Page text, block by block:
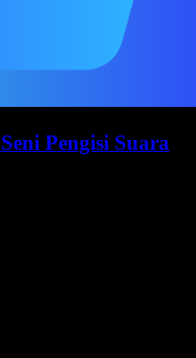
Pengisi Suara